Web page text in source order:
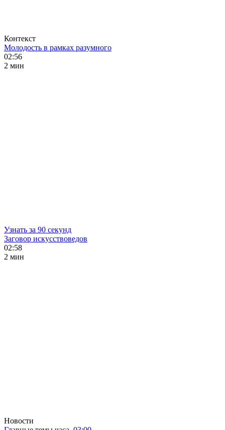
Контекст
Молодость в рамках разумного
02:56
2 мин
Узнать за 90 секунд
Заговор искусствоведов
02:58
2 мин
Новости